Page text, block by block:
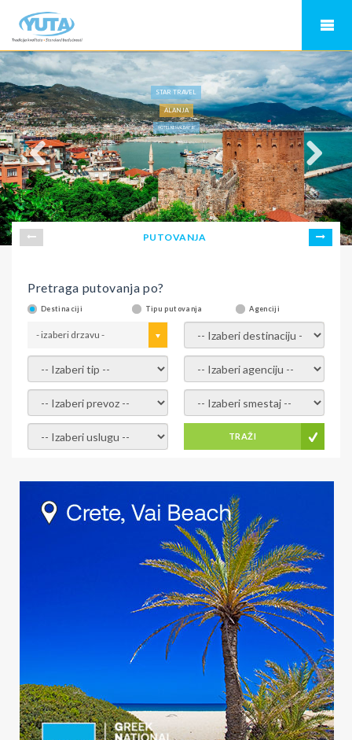
STAR TRAVEL
ALANJA
HOTEL KEMAL BAY 5*
PUTOVANJA
Pretraga putovanja po?
Destinaciji Tipu putovanja Agenciji
- izaberi drzavu - - izaberi destinaciju -
- izaberi tip - - izaberi agenciju -
- izaberi prevoz - - Izaberite smestaj -
- Izaberite uslugu - TRAŽI